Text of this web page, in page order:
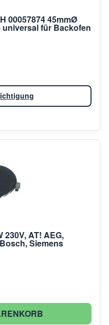
00057874 45mmØ
universal für Backofen
230V, AT! AEG,
Siemens